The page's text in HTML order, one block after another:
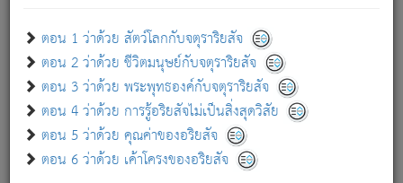
ตอน 1 ว่าด้วย สัตว์โลกกับจตุราริยสัจ
ตอน 2 ว่าด้วย ชีวิตมนุษย์กับจตุราริยสัจ
ตอน 3 ว่าด้วย พระพุทธองค์กับจตุราริยสัจ
ตอน 4 ว่าด้วย การรู้อริยสัจไม่เป็นสิ่งสุดวิสัย
ตอน 5 ว่าด้วย คุณค่าของอริยสัจ
ตอน 6 ว่าด้วย เค้าโครงของอริยสัจ
เขาเพลิดเพลินยิ่งนักในสิ่งใด สิ่งนั้นเป็นภัย (ที่เขาไม่รู้จัก)
เขากลัวต่อสิ่งใดสิ่งนั้นเป็นทุกข์
พรหมจรรย์นี้ อันบุคคลย่อมประพฤติ ก็เพื่อการละขาดซึ่ง
ภพ.
สมณะหรือพราหมณ์เหล่าใด กล่าวความหลุดพ้นจากภพว่า
มีได้เพราะภพ เรากล่าวว่า สมณะหรือพราหมณ์ทั้งปวงนั้น
มิใช่ผู้หลดพ้นจากภพ.